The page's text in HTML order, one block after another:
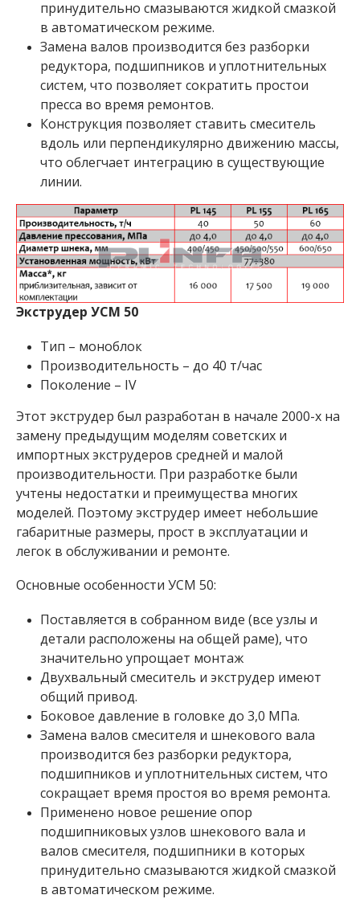
принудительно смазываются жидкой смазкой
в автоматическом режиме.
Замена валов производится без разборки
редуктора, подшипников и уплотнительных
систем, что позволяет сократить простои
пресса во время ремонтов.
Конструкция позволяет ставить смеситель
вдоль или перпендикулярно движению массы,
что облегчает интеграцию в существующие
линии.
Экструдер УСМ 50
Тип – моноблок
Производительность – до 40 т/час
Поколение – IV
Этот экструдер был разработан в начале 2000-х на
замену предыдущим моделям советских и
импортных экструдеров средней и малой
производительности. При разработке были
учтены недостатки и преимущества многих
моделей. Поэтому экструдер имеет небольшие
габаритные размеры, прост в эксплуатации и
легок в обслуживании и ремонте.
Основные особенности УСМ 50:
Поставляется в собранном виде (все узлы и
детали расположены на общей раме), что
значительно упрощает монтаж
Двухвальный смеситель и экструдер имеют
общий привод.
Боковое давление в головке до 3,0 МПа.
Замена валов смесителя и шнекового вала
производится без разборки редуктора,
подшипников и уплотнительных систем, что
сокращает время простоя во время ремонта.
Применено новое решение опор
подшипниковых узлов шнекового вала и
валов смесителя, подшипники в которых
принудительно смазываются жидкой смазкой
в автоматическом режиме.